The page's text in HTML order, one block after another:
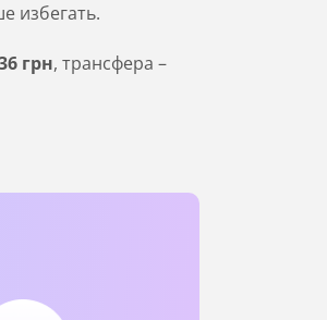
избегать.
грн, трансфера –